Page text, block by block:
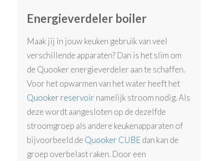
Energieverdeler boiler
Maak jij in jouw keuken gebruik van veel
verschillende apparaten? Dan is het slim om
de Quooker energieverdeler aan te schaffen.
Voor het opwarmen van het water heeft het
Quooker reservoir namelijk stroom nodig. Als
deze wordt aangesloten op de dezelfde
stroomgroep als andere keukenapparaten of
bijvoorbeeld de Quooker CUBEdan kan de
groep overbelast raken. Door een